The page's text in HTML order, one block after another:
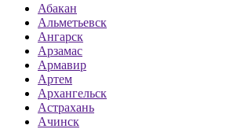
Абакан
Альметьевск
Ангарск
Арзамас
Армавир
Артем
Архангельск
Астрахань
Ачинск